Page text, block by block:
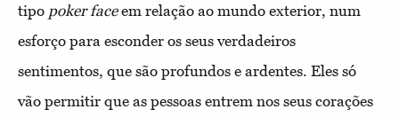
tipo poker faceem relação ao mundo exterior, num
esforço para esconder os seus verdadeiros
sentimentos, que são profundos e ardentes. Eles só
vão permitir que as pessoas entrem nos seus corações